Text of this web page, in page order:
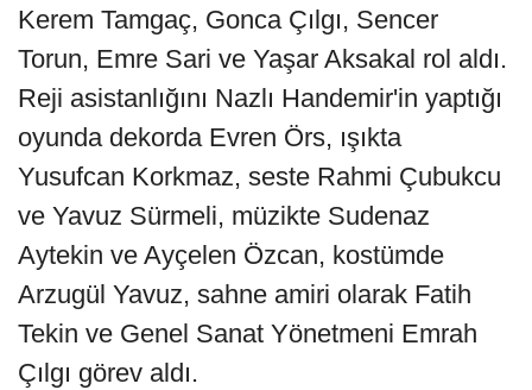
Kerem Tamgaç, Gonca Çılgı, Sencer
Torun, Emre Sari ve Yaşar Aksakal rol aldı.
Reji asistanlığını Nazlı Handemir'in yaptığı
oyunda dekorda Evren Örs, ışıkta
Yusufcan Korkmaz, seste Rahmi Çubukcu
ve Yavuz Sürmeli, müzikte Sudenaz
Aytekin ve Ayçelen Özcan, kostümde
Arzugül Yavuz, sahne amiri olarak Fatih
Tekin ve Genel Sanat Yönetmeni Emrah
Çılgı görev aldı.